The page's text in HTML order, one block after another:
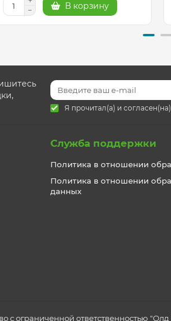
В корзину
Я прочитал(а) и
Служба поддержки
Политика в отношении
Политика в отношении
данных
с ограниченной ответственностью